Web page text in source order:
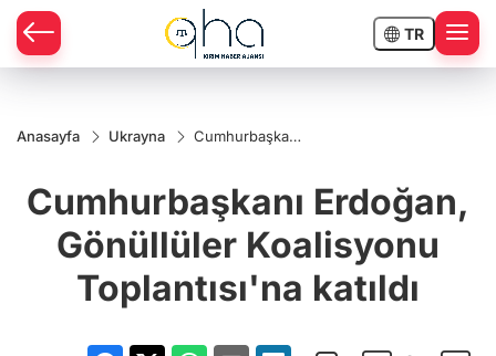
TR
Anasayfa Ukrayna
Cumhurbaşkanı
Koalisyonu
Toplantısı'na
katıldı
Cumhurbaşkanı Erdoğan,
Gönüllüler Koalisyonu
Toplantısı'na katıldı